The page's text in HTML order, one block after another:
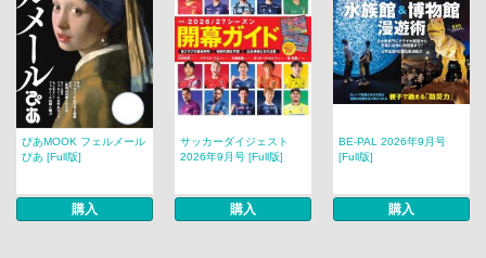
ぴあMOOK フェルメール
ぴあ [Full版]
購入
サッカーダイジェスト
2026年9月号 [Full版]
購入
BE-PAL 2026年9月号
[Full版]
購入